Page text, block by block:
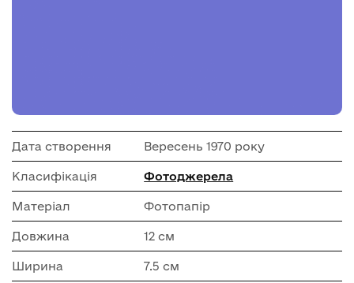
Дата створення Вересень 1970 року
Класифікація Фотоджерела
Матеріал Фотопапір
Довжина 12 см
Ширина 7.5 см